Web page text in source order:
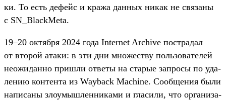
ки. То есть дефейс и кра­жа дан­ных никак не свя­заны
с SN_BlackMeta.
19–20 октября 2024 года Internet Archive пос­тра­дал
от вто­рой ата­ки: в эти дни мно­жес­тву поль­зовате­лей
неожи­дан­но приш­ли отве­ты на ста­рые зап­росы по уда­
лению кон­тента из Wayback Machine. Сооб­щения были
написа­ны зло­умыш­ленни­ками и гла­сили, что орга­низа­